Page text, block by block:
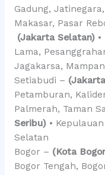
Gadung,
Makasar, Pasar
(Jakarta Selatan)•
Lama,
Jagakarsa,
Setiabudi –
Petamburan,
Palmerah, Taman
Seribu)•
Selatan
Bogor – (Kota
Bogor Tengah,